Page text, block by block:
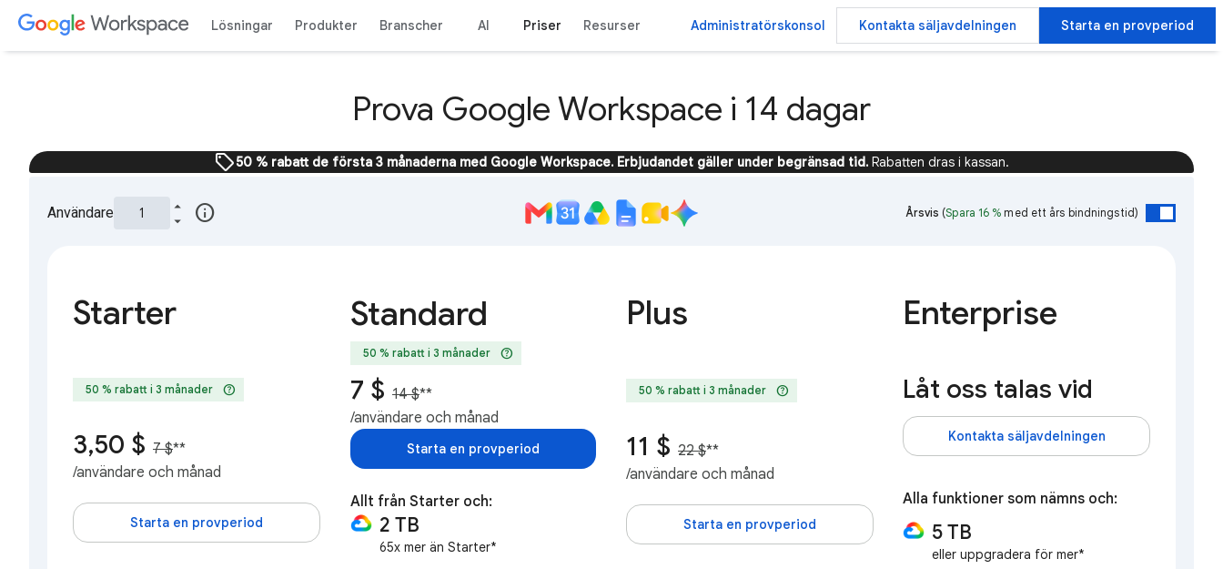
Lösningar Produkter Branscher AI Priser Resurser Administratörskonsol Kontakta säljavdelningen Starta en provperiod
Prova Google Workspace i 14 dagar
sell50 % rabatt de första 3 månaderna med Google Workspace. Erbjudandet gäller under begränsad tid. Rabatten dras i kassan.
Användare info Årsvis (Spara 16 % med ett års bindningstid)
Starter
50 % rabatt i 3 månader help
3,50 $ 7 $**
/användare och månad
Starta en provperiod
Standard
50 % rabatt i 3 månader help
7 $ 14 $**
/användare och månad
Starta en provperiod
Allt från Starter och:
2 TB
65x mer än Starter*
Plus
50 % rabatt i 3 månader help
11 $ 22 $**
/användare och månad
Starta en provperiod
Enterprise
Låt oss talas vid
Kontakta säljavdelningen
Alla funktioner som nämns och:
5 TB
eller uppgradera för mer*